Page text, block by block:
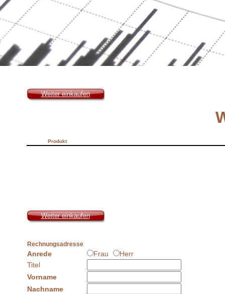
Weiter einkaufen
Produkt
Weiter einkaufen
Rechnungsadresse
Anrede Frau
Herr
Titel
Vorname
Nachname